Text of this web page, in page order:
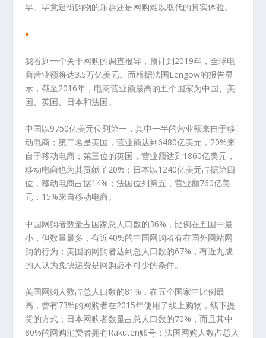
早。毕竟逛街购物的乐趣还是网购难以取代的真实体验。
♦
我看到一个关于网购的调查报导，预计到2019年，全球电
商营业额将达3.5万亿美元。而根据法国Lengow的报告显
示，截至2016年，电商营业额最高的五个国家为中国、美
国、英国、日本和法国。
中国以9750亿美元位列第一，其中一半的营业额来自于移
动电商；第二名是美国，营业额达到6480亿美元，20%来
自于移动电商；第三位的英国，营业额达到1860亿美元，
移动电商也为其贡献了20%；日本以1240亿美元占据第四
位，移动电商占据14%；法国位列第五，营业额760亿美
元，15%来自移动电商。
中国网购者数量占国家总人口数的36%，比例在五国中最
小，但数量最多，有近40%的中国网购者有在国外网站网
购的行为；美国的网购者达到总人口数的67%，有近九成
的人认为免快递费是网购必不可少的条件。
英国网购人数占总人口数的81%，在五个国家中比例最
高，曾有73%的网购者在2015年使用了线上购物，线下提
货的方式；日本网购者数量占总人口数的70%，而且其中
80%的网购消费者拥有Rakuten账号；法国网购人数占总人